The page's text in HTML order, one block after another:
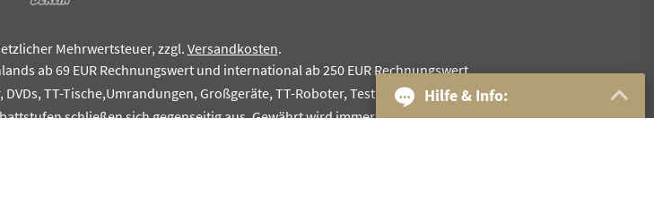
Hilfe & Info:
Mehrwertsteuer, zzgl.Versandkosten.
ab 69 EUR Rechnungswert und international ab 250 EUR Rechnungswert.
TT-Tische,Umrandungen, Großgeräte, TT-Roboter, Testkoffer, Komplettschläger, Sonderangebote
schließen sich gegenseitig aus. Gewährt wird immer nur eine Rabattstufe.